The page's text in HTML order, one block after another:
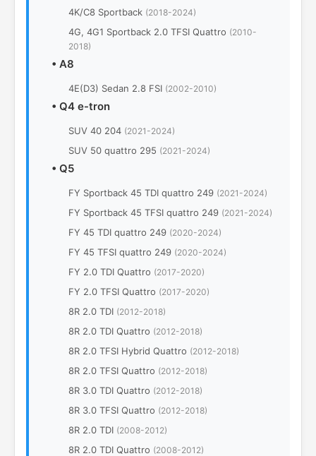
4K/C8 Sportback (2018-2024)
4G, 4G1 Sportback 2.0 TFSI Quattro (2010-
2018)
• A8
4E(D3) Sedan 2.8 FSI (2002-2010)
• Q4 e-tron
SUV 40 204 (2021-2024)
SUV 50 quattro 295 (2021-2024)
• Q5
FY Sportback 45 TDI quattro 249 (2021-2024)
FY Sportback 45 TFSI quattro 249 (2021-2024)
FY 45 TDI quattro 249 (2020-2024)
FY 45 TFSI quattro 249 (2020-2024)
FY 2.0 TDI Quattro (2017-2020)
FY 2.0 TFSI Quattro (2017-2020)
8R 2.0 TDI (2012-2018)
8R 2.0 TDI Quattro (2012-2018)
8R 2.0 TFSI Hybrid Quattro (2012-2018)
8R 2.0 TFSI Quattro (2012-2018)
8R 3.0 TDI Quattro (2012-2018)
8R 3.0 TFSI Quattro (2012-2018)
8R 2.0 TDI (2008-2012)
8R 2.0 TDI Quattro (2008-2012)